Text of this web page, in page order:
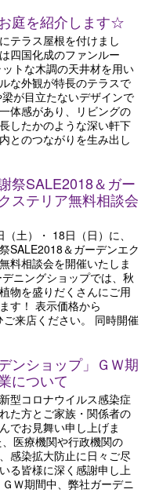
庭を紹介します☆
テラス屋根を付けまし
四国化成のファンルー
トな木調の天井材を用い
な外観が特長のテラスで
が目立たないデザインで
体感があり、リビングの
したかのような深い軒下
とのつながりを生み出し
祭SALE2018＆ガー
ステリア無料相談会
土）・ 18日（日）に、
SALE2018＆ガーデンエク
料相談会を開催いたしま
ニングショップでは、秋
物を盛りだくさんにご用
す！ 表示価格から
来店ください。 同時開催
ンショップ」ＧＷ期
について
型コロナウイルス感染症
た方とご家族・関係者の
でお見舞い申し上げま
医療機関や行政機関の
感染拡大防止に日々ご尽
る皆様に深く感謝申し上
Ｗ期間中、弊社ガーデニ